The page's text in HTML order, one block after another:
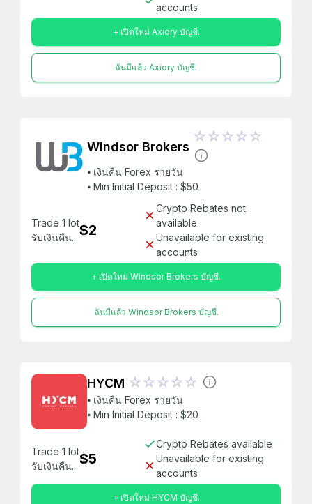
accounts
+ เปิดใหม่ Axiory บัญชี.
ฉันมีแล้ว Axiory บัญชี.
Windsor Brokers
⦁ เงินคืน Forex รายวัน
⦁ Min Initial Deposit : $50
Trade 1 lot
รับเงินคืน...$2
Crypto Rebates not
available
Unavailable for existing
accounts
+ เปิดใหม่ Windsor Brokers บัญชี.
ฉันมีแล้ว Windsor Brokers บัญชี.
HYCM
⦁ เงินคืน Forex รายวัน
⦁ Min Initial Deposit : $20
Trade 1 lot
รับเงินคืน...$5
Crypto Rebates available
Unavailable for existing
accounts
+ เปิดใหม่ HYCM บัญชี.